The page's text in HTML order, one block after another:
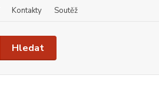
Kontakty Soutěž
Hledat